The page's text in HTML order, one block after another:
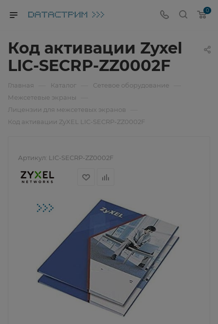
0
Код активации Zyxel
LIC-SECRP-ZZ0002F
Главная Каталог Сетевое оборудование
Межсетевые экраны
Лицензии для межсетевых экранов
Код активации ZyXEL LIC-SECRP-ZZ0002F
Артикул: LIC-SECRP-ZZ0002F